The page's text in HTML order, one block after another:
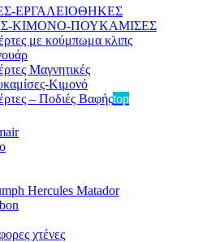
ΕΡΓΑΛΕΙΟΘΗΚΕΣ
ΚΙΜΟΝΟ-ΠΟΥΚΑΜΙΣΕΣ
με κούμπωμα κλιπς
Μαγνητικές
Κιμονό
– Ποδιές Βαφήςtop
Hercules Matador
χτένες